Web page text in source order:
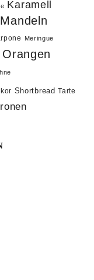
Karamell
Mandeln
Meringue
Orangen
Shortbread Tarte